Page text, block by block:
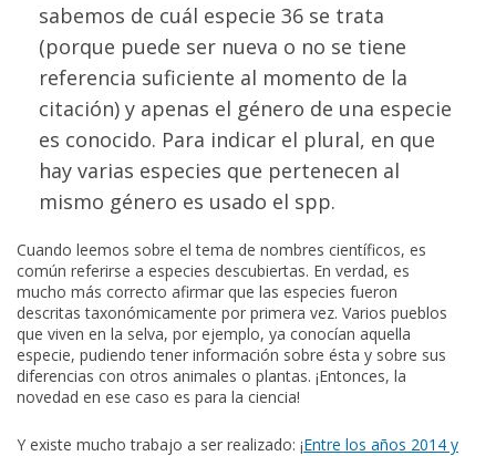
sabemos de cuál especie 36 se trata
(porque puede ser nueva o no se tiene
referencia suficiente al momento de la
citación) y apenas el género de una especie
es conocido. Para indicar el plural, en que
hay varias especies que pertenecen al
mismo género es usado el spp.
Cuando leemos sobre el tema de nombres científicos, es
común referirse a especies descubiertas. En verdad, es
mucho más correcto afirmar que las especies fueron
descritas taxonómicamente por primera vez. Varios pueblos
que viven en la selva, por ejemplo, ya conocían aquella
especie, pudiendo tener información sobre ésta y sobre sus
diferencias con otros animales o plantas. ¡Entonces, la
novedad en ese caso es para la ciencia!
Y existe mucho trabajo a ser realizado: ¡Entre los años 2014 y